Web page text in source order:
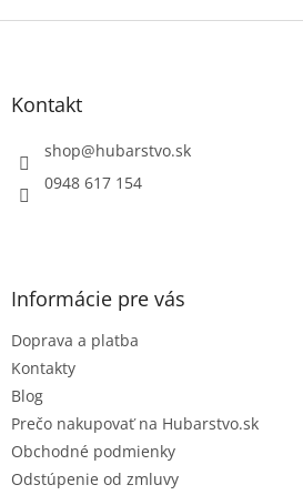
Z
Kontakt
shop@hubarstvo.sk
0948 617 154
Informácie pre vás
Doprava a platba
Kontakty
Blog
Prečo nakupovať na Hubarstvo.sk
Obchodné podmienky
Odstúpenie od zmluvy